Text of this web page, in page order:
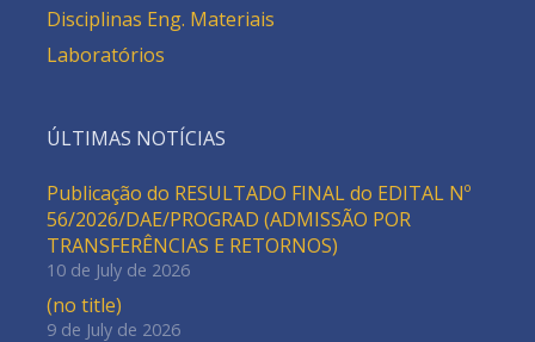
Disciplinas Eng. Materiais
Laboratórios
ÚLTIMAS NOTÍCIAS
Publicação do RESULTADO FINAL do EDITAL Nº
56/2026/DAE/PROGRAD (ADMISSÃO POR
TRANSFERÊNCIAS E RETORNOS)
10 de July de 2026
(no title)
9 de July de 2026